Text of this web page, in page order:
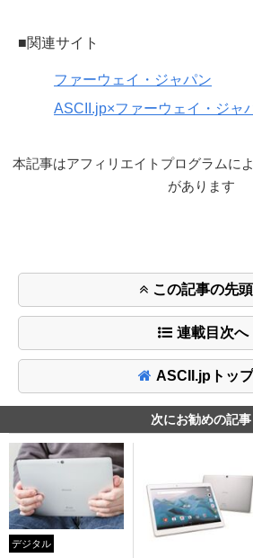
■関連サイト
ファーウェイ・ジャパン
ASCII.jp×ファーウェイ・ジャ
本記事はアフィリエイトプログラムに
があります
この記事の先
連載目次へ
ASCII.jpトッ
次にお勧めの記事
デジタル